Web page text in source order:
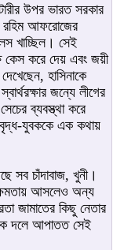
উপর ভারত সরকার
আফরোজের
খাচ্ছিল। সেই
করে দেয় এবং জয়ী
হাসিনাকে
জন্যে লীগের
ব্যবস্ত্থা করে
বৃদ্ধ-যুবককে এক কথায়
সব চাঁদাবাজ, খুনী।
আসলেও অন্য
জামাতের কিছু নেতার
দলে আপাতত সেই